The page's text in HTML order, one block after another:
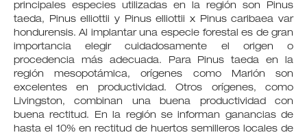
principales especies utilizadas en la región son Pinus
taeda, Pinus elliottii y Pinus elliottii x Pinus caribaea var
hondurensis. Al implantar una especie forestal es de gran
importancia elegir cuidadosamente el origen o
procedencia más adecuada. Para Pinus taeda en la
región mesopotámica, orígenes como Marión son
excelentes en productividad. Otros orígenes, como
Livingston, combinan una buena productividad con
buena rectitud. En la región se informan ganancias de
hasta el 10% en rectitud de huertos semilleros locales de